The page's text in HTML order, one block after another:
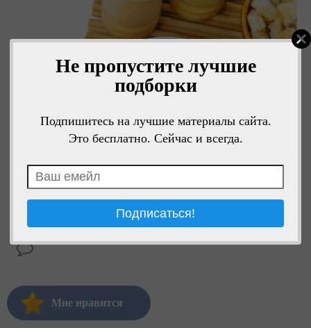
Не пропустите лучшие
подборки
Подпишитесь на лучшие материалы сайта.
Это бесплатно. Сейчас и всегда.
Мне нравится